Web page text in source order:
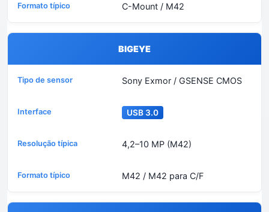
C-Mount / M42
BIGEYE
Sony Exmor / GSENSE CMOS
USB 3.0
4,2–10 MP (M42)
M42 / M42 para C/F